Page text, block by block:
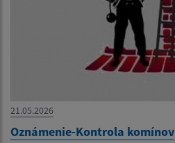
21.05.2026
Oznámenie-Kontrola komínov